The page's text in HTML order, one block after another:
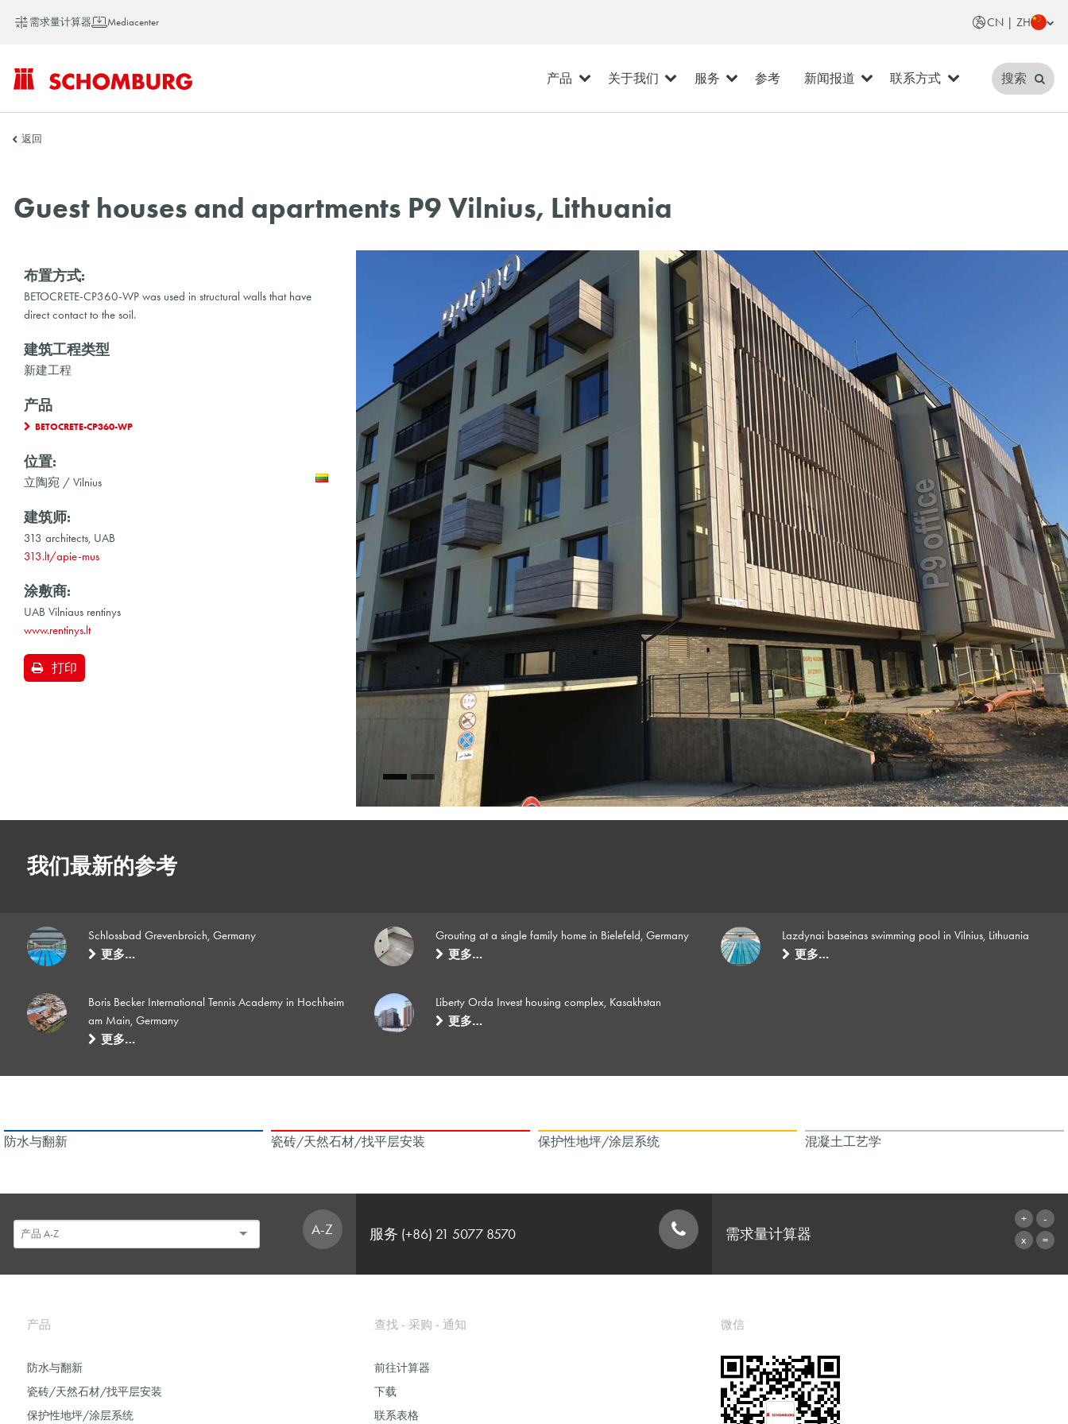
需求量计算器 Mediacenter CN | ZH
SCHOMBURG
产品 关于我们 服务 参考 新闻报道 联系方式 搜索
返回
Guest houses and apartments P9 Vilnius, Lithuania
布置方式:
BETOCRETE-CP360-WP was used in structural walls that have
direct contact to the soil.
建筑工程类型
新建工程
产品
BETOCRETE-CP360-WP
位置:
立陶宛 / Vilnius
建筑师:
313 architects, UAB
313.lt/apie-mus
涂敷商:
UAB Vilniaus rentinys
www.rentinys.lt
打印
我们最新的参考
Schlossbad Grevenbroich, Germany
更多…
Grouting at a single family home in Bielefeld, Germany
更多…
Lazdynai baseinas swimming pool in Vilnius, Lithuania
更多…
Boris Becker International Tennis Academy in Hochheim
am Main, Germany
更多…
Liberty Orda Invest housing complex, Kasakhstan
更多…
防水与翻新 瓷砖/天然石材/找平层安装 保护性地坪/涂层系统 混凝土工艺学
A-Z 服务 (+86) 21 5077 8570 需求量计算器
产品
防水与翻新
瓷砖/天然石材/找平层安装
保护性地坪/涂层系统
查找 - 采购 - 通知
前往计算器
下载
联系表格
微信